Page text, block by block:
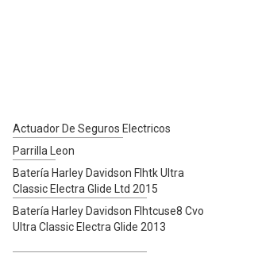
Actuador De Seguros Electricos
Parrilla Leon
Batería Harley Davidson Flhtk Ultra
Classic Electra Glide Ltd 2015
Batería Harley Davidson Flhtcuse8 Cvo
Ultra Classic Electra Glide 2013